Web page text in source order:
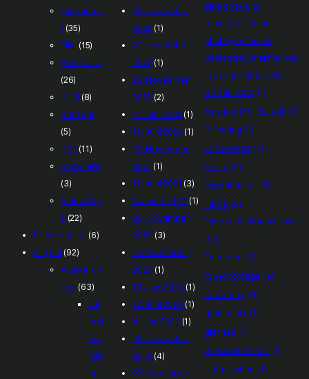
Experimen
t(35)
Film (15)
Fotografie
(26)
KI-AI (8)
Konzept
(5)
PDF(11)
Showreel
(3)
Video/Clip
s (22)
Presseartikel (6)
Projekt(92)
Ausstellun
gen (63)
Ge
mei
nsc
haft
spr
26. November
2022 (1)
23. November
2022 (1)
22. November
2022 (2)
21. Juni 2022 (1)
12. Juni 2022 (1)
22. November
2021 (1)
12. Juni 2021 (3)
1. Januar 2021 (1)
28. November
2020 (3)
27. November
2020 (1)
13. Juni 2020 (1)
12. Juni 2020 (1)
4. Juni 2020 (1)
28. November
2019 (4)
27. November
eine orts– und
raumspezifische
photographische
Bestandsaufnahme des
Leipziger Stadtteils
Grünau statt. (1)
England (3) Epitaph (1)
Erfindung (1)
Erich-Weisz (1)
Essay (2)
experimental (7)
Farbe (2)
Farbe und Monochrom
(2)
Fotoserie (2)
found footage (2)
förderung (3)
geheimnis (1)
glitches (1)
Grossbildformat (2)
Halluzination (1)